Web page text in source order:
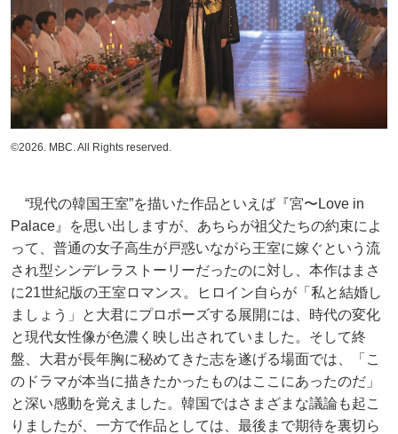
©2026. MBC. All Rights reserved.
“現代の韓国王室”を描いた作品といえば『宮〜Love in
Palace』を思い出しますが、あちらが祖父たちの約束によ
って、普通の女子高生が戸惑いながら王室に嫁ぐという流
され型シンデレラストーリーだったのに対し、本作はまさ
に21世紀版の王室ロマンス。ヒロイン自らが「私と結婚し
ましょう」と大君にプロポーズする展開には、時代の変化
と現代女性像が色濃く映し出されていました。そして終
盤、大君が長年胸に秘めてきた志を遂げる場面では、「こ
のドラマが本当に描きたかったものはここにあったのだ」
と深い感動を覚えました。韓国ではさまざまな議論も起こ
りましたが、一方で作品としては、最後まで期待を裏切ら